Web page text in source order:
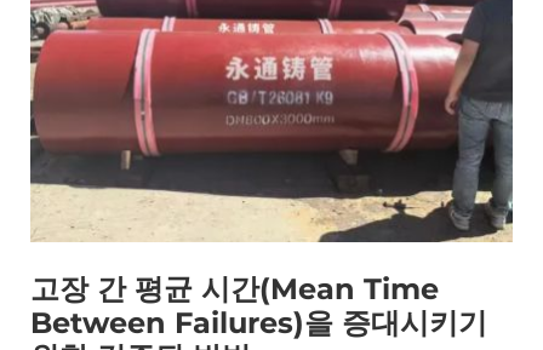
고장 간 평균 시간(Mean Time
Between Failures)을 증대시키기